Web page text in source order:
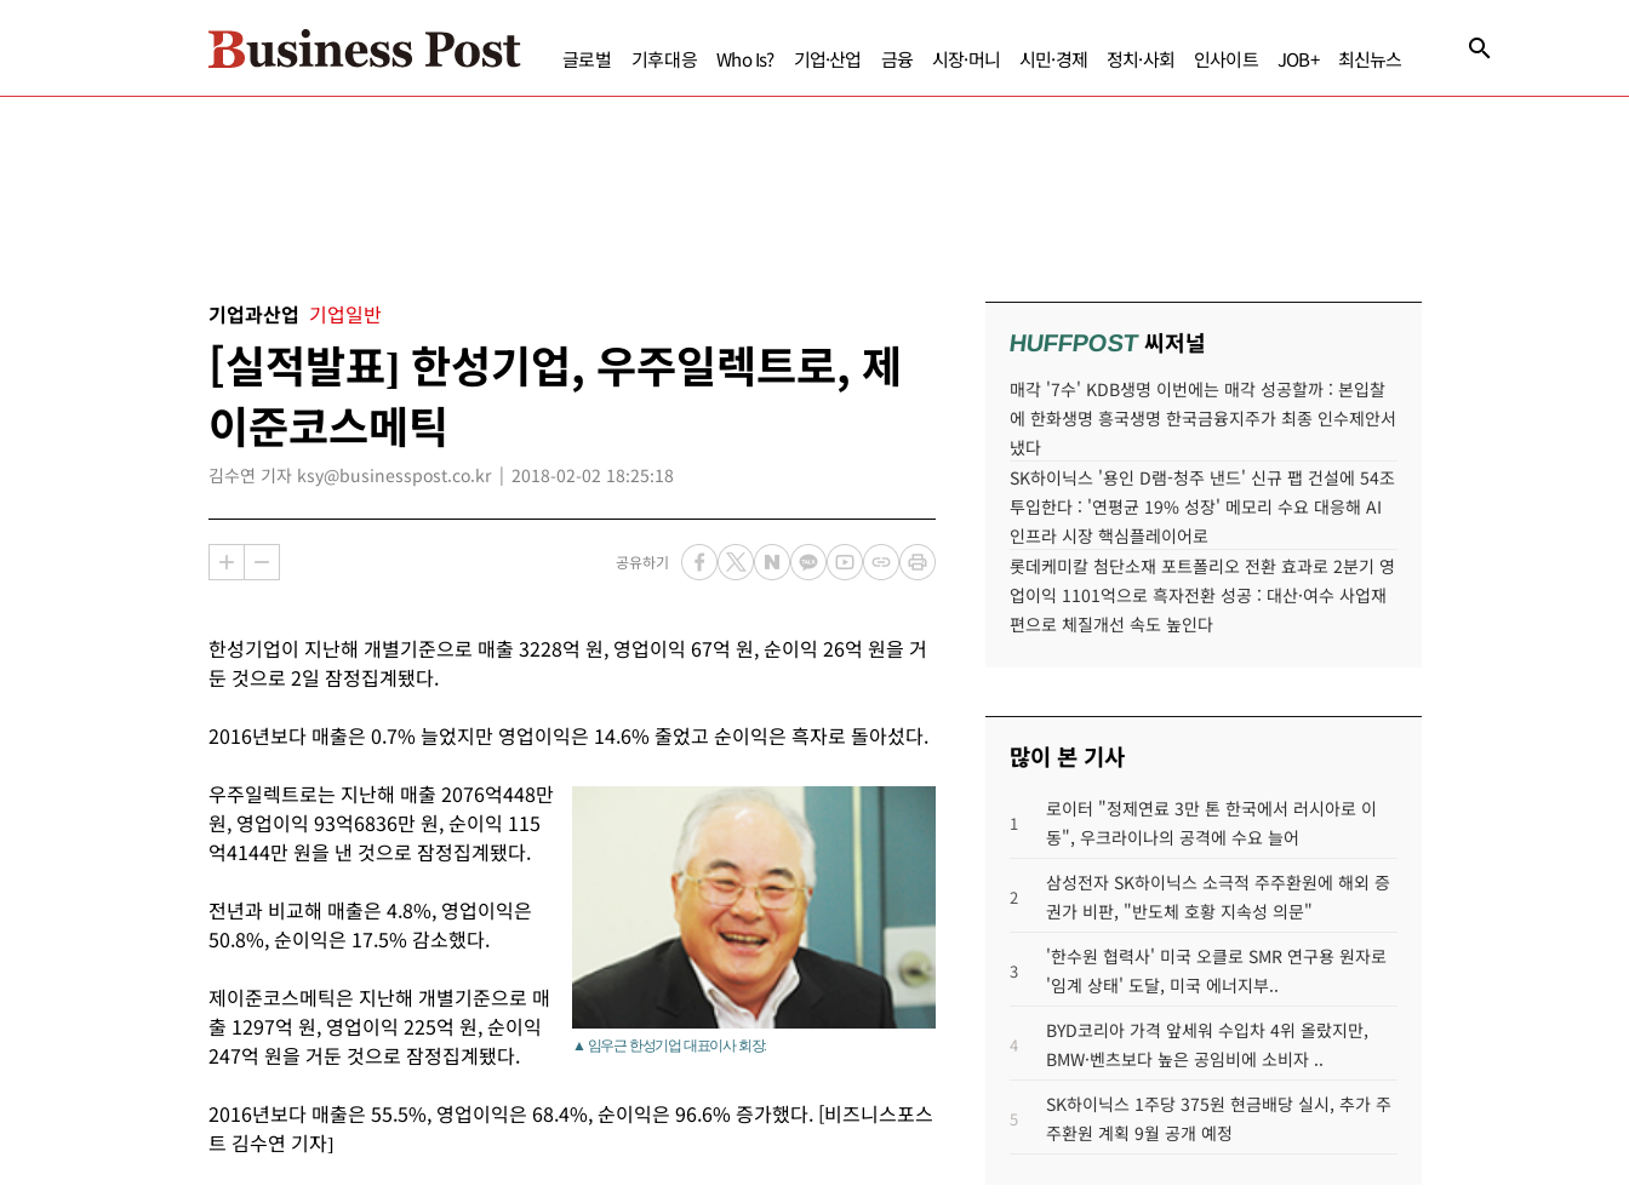
글로벌 기후대응 Who Is? 기업·산업 금융 시장·머니 시민·경제 정치·사회 인사이트 JOB+ 최신뉴스
기업과산업 기업일반
[실적발표] 한성기업, 우주일렉트로, 제
이준코스메틱
김수연 기자 ksy@businesspost.co.kr 2018-02-02 18:25:18
공유하기
한성기업이 지난해 개별기준으로 매출 3228억 원, 영업이익 67억 원, 순이익 26억 원을 거
둔 것으로 2일 잠정집계됐다.
2016년보다 매출은 0.7% 늘었지만 영업이익은 14.6% 줄었고 순이익은 흑자로 돌아섰다.
▲ 임우근 한성기업 대표이사 회장.
우주일렉트로는 지난해 매출 2076억448만
원, 영업이익 93억6836만 원, 순이익 115
억4144만 원을 낸 것으로 잠정집계됐다.
전년과 비교해 매출은 4.8%, 영업이익은
50.8%, 순이익은 17.5% 감소했다.
제이준코스메틱은 지난해 개별기준으로 매
출 1297억 원, 영업이익 225억 원, 순이익
247억 원을 거둔 것으로 잠정집계됐다.
2016년보다 매출은 55.5%, 영업이익은 68.4%, 순이익은 96.6% 증가했다. [비즈니스포스
트 김수연 기자]
HUFFPOST씨저널
매각 '7수' KDB생명 이번에는 매각 성공할까 : 본입찰
에 한화생명 흥국생명 한국금융지주가 최종 인수제안서
냈다
SK하이닉스 '용인 D램-청주 낸드' 신규 팹 건설에 54조
투입한다 : '연평균 19% 성장' 메모리 수요 대응해 AI
인프라 시장 핵심플레이어로
롯데케미칼 첨단소재 포트폴리오 전환 효과로 2분기 영
업이익 1101억으로 흑자전환 성공 : 대산·여수 사업재
편으로 체질개선 속도 높인다
많이 본 기사
1
로이터 "정제연료 3만 톤 한국에서 러시아로 이
동", 우크라이나의 공격에 수요 늘어
2
삼성전자 SK하이닉스 소극적 주주환원에 해외 증
권가 비판, "반도체 호황 지속성 의문"
3
'한수원 협력사' 미국 오클로 SMR 연구용 원자로
'임계 상태' 도달, 미국 에너지부..
4
BYD코리아 가격 앞세워 수입차 4위 올랐지만,
BMW·벤츠보다 높은 공임비에 소비자 ..
5
SK하이닉스 1주당 375원 현금배당 실시, 추가 주
주환원 계획 9월 공개 예정